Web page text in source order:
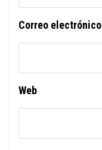
Correo electrónico
Web